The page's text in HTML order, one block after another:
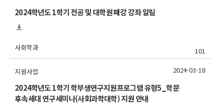
2024학년도 1학기 전공 및 대학원 폐강 강좌 알림
사회학과 101
지원사업
2024학년도 1학기 학부생연구지원프로그램 유형5_학문
후속세대 연구세미나(사회과학대학) 지원 안내
2024-03-18